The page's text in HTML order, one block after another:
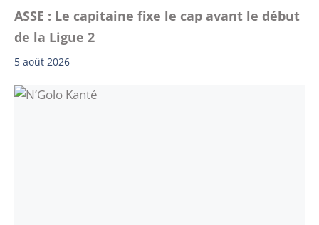
ASSE : Le capitaine fixe le cap avant le début
de la Ligue 2
5 août 2026